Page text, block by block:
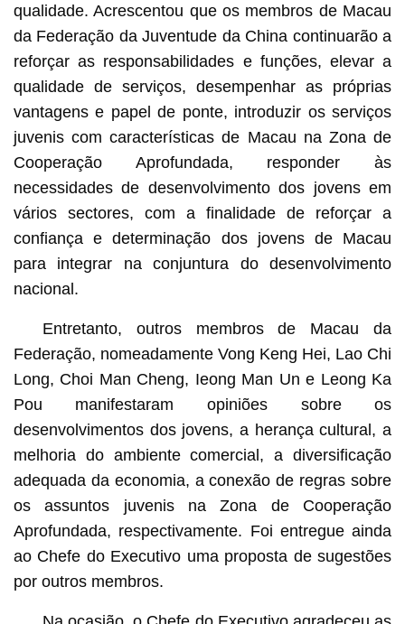
qualidade. Acrescentou que os membros de Macau
da Federação da Juventude da China continuarão a
reforçar as responsabilidades e funções, elevar a
qualidade de serviços, desempenhar as próprias
vantagens e papel de ponte, introduzir os serviços
juvenis com características de Macau na Zona de
Cooperação Aprofundada, responder às
necessidades de desenvolvimento dos jovens em
vários sectores, com a finalidade de reforçar a
confiança e determinação dos jovens de Macau
para integrar na conjuntura do desenvolvimento
nacional.
Entretanto, outros membros de Macau da
Federação, nomeadamente Vong Keng Hei, Lao Chi
Long, Choi Man Cheng, Ieong Man Un e Leong Ka
Pou manifestaram opiniões sobre os
desenvolvimentos dos jovens, a herança cultural, a
melhoria do ambiente comercial, a diversificação
adequada da economia, a conexão de regras sobre
os assuntos juvenis na Zona de Cooperação
Aprofundada, respectivamente. Foi entregue ainda
ao Chefe do Executivo uma proposta de sugestões
por outros membros.